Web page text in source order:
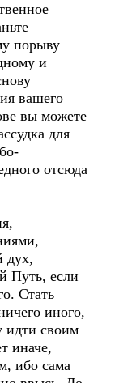
порыву
и
вашего
вы можете
для
отсюда
дух,
Путь, если
Стать
иного,
идти своим
иначе,
ибо сама